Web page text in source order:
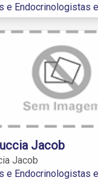
e Endocrinologistas
Jacob
Jacob
e Endocrinologistas